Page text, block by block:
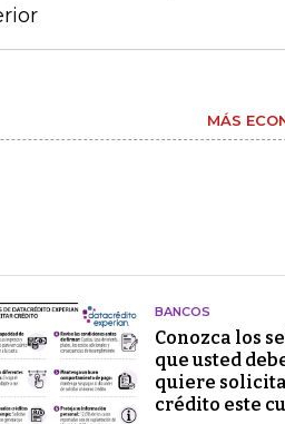
MÁS
BANCOS
Conozca los
que usted
quiere
crédito este